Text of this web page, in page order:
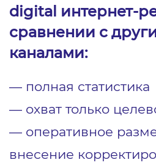
digital интернет-
сравнении с
каналами:
― полная статистика
― охват только
― оперативное
внесение